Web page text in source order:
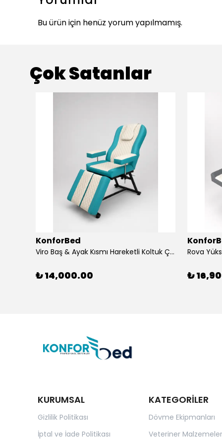
Bu ürün için henüz yorum yapılmamış.
Çok Satanlar
KonforBed
Viro Baş & Ayak Kısmı Hareketli Koltuk Çift Bacaklı
₺ 14,000.00 ₺
KURUMSAL
Gizlilik Politikası
İptal ve İade Politikası
KATEGORİLER
Dövme Ekipmanları
Veteriner